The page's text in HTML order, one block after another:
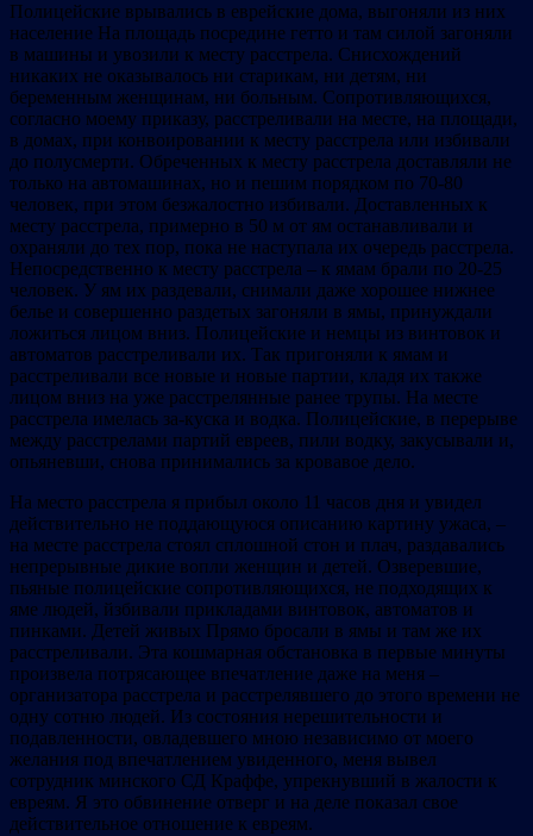
Полицейские врывались в еврейские дома, выгоняли из них
население На площадь посредине гетто и там силой загоняли
в машины и увозили к месту расстрела. Снисхождений
никаких не оказывалось ни старикам, ни детям, ни
беременным женщинам, ни больным. Сопротивляющихся,
согласно моему приказу, расстреливали на месте, на площади,
в домах, при конвоировании к месту расстрела или избивали
до полусмерти. Обреченных к месту расстрела доставляли не
только на автомашинах, но и пешим порядком по 70-80
человек, при этом безжалостно избивали. Доставленных к
месту расстрела, примерно в 50 м от ям останавливали и
охраняли до тех пор, пока не наступала их очередь расстрела.
Непосредственно к месту расстрела – к ямам брали по 20-25
человек. У ям их раздевали, снимали даже хорошее нижнее
белье и совершенно раздетых загоняли в ямы, принуждали
ложиться лицом вниз. Полицейские и немцы из винтовок и
автоматов расстреливали их. Так пригоняли к ямам и
расстреливали все новые и новые партии, кладя их также
лицом вниз на уже расстрелянные ранее трупы. На месте
расстрела имелась за-куска и водка. Полицейские, в перерыве
между расстрелами партий евреев, пили водку, закусывали и,
опьяневши, снова принимались за кровавое дело.
На место расстрела я прибыл около 11 часов дня и увидел
действительно не поддающуюся описанию картину ужаса, –
на месте расстрела стоял сплошной стон и плач, раздавались
непрерывные дикие вопли женщин и детей. Озверевшие,
пьяные полицейские сопротивляющихся, не подходящих к
яме людей, йзбивали прикладами винтовок, автоматов и
пинками. Детей живых Прямо бросали в ямы и там же их
расстреливали. Эта кошмарная обстановка в первые минуты
произвела потрясающее впечатление даже на меня –
организатора расстрела и расстрелявшего до этого времени не
одну сотню людей. Из состояния нерешительности и
подавленности, овладевшего мною независимо от моего
желания под впечатлением увиденного, меня вывел
сотрудник минского СД Краффе, упрекнувший в жалости к
евреям. Я это обвинение отверг и на деле показал свое
действительное отношение к евреям.